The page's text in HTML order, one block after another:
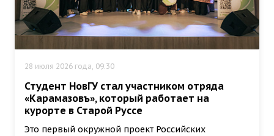
28 июля 2026 года, 09:30
Студент НовГУ стал участником отряда
«Карамазовъ», который работает на
курорте в Старой Руссе
Это первый окружной проект Российских